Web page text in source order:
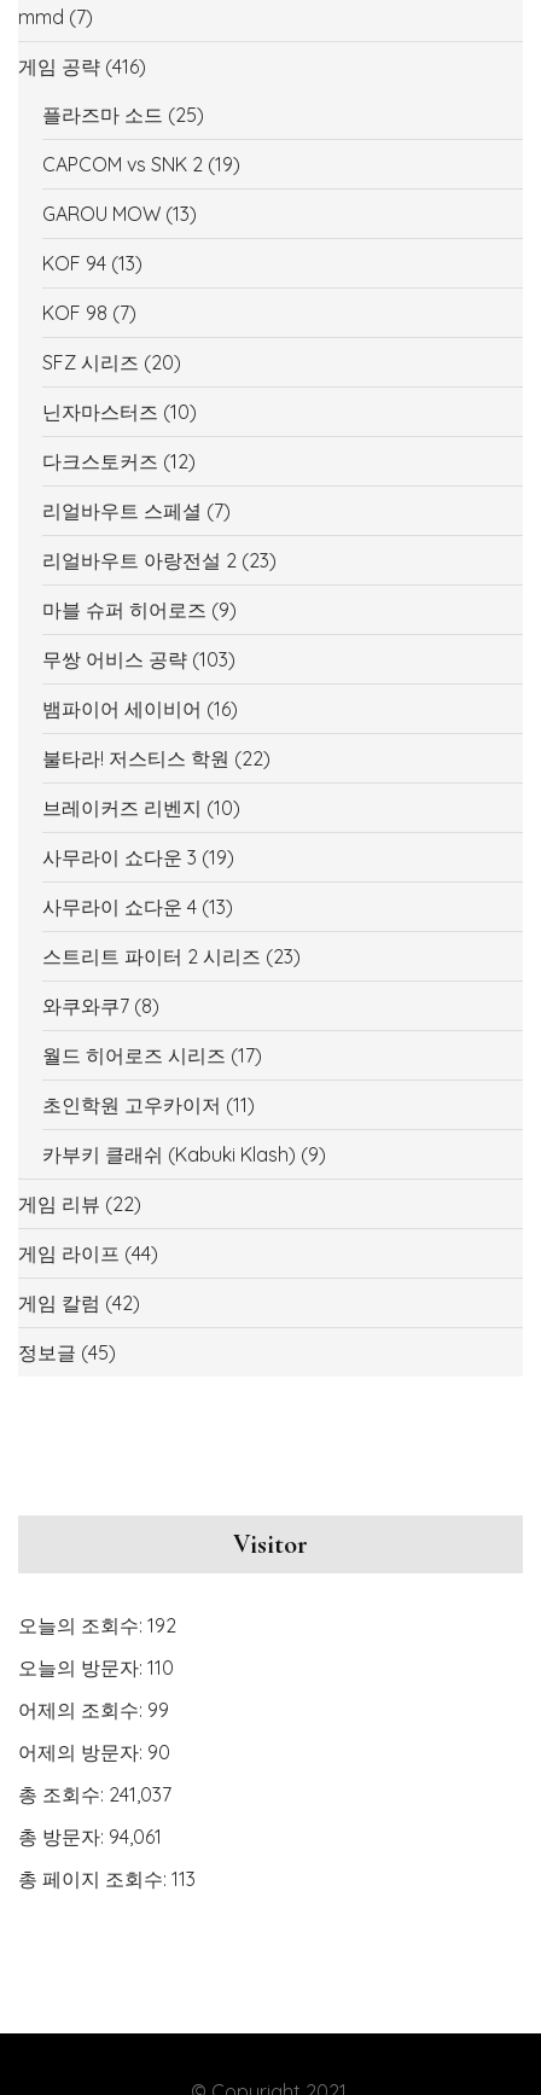
mmd (7)
게임 공략 (416)
플라즈마 소드 (25)
CAPCOM vs SNK 2 (19)
GAROU MOW (13)
KOF 94 (13)
KOF 98 (7)
SFZ 시리즈 (20)
닌자마스터즈 (10)
다크스토커즈 (12)
리얼바우트 스페셜 (7)
리얼바우트 아랑전설 2 (23)
마블 슈퍼 히어로즈 (9)
무쌍 어비스 공략 (103)
뱀파이어 세이비어 (16)
불타라! 저스티스 학원 (22)
브레이커즈 리벤지 (10)
사무라이 쇼다운 3 (19)
사무라이 쇼다운 4 (13)
스트리트 파이터 2 시리즈 (23)
와쿠와쿠7 (8)
월드 히어로즈 시리즈 (17)
초인학원 고우카이저 (11)
카부키 클래쉬 (Kabuki Klash) (9)
게임 리뷰 (22)
게임 라이프 (44)
게임 칼럼 (42)
정보글 (45)
Visitor
오늘의 조회수: 192
오늘의 방문자: 110
어제의 조회수: 99
어제의 방문자: 90
총 조회수: 241,037
총 방문자: 94,061
총 페이지 조회수: 113